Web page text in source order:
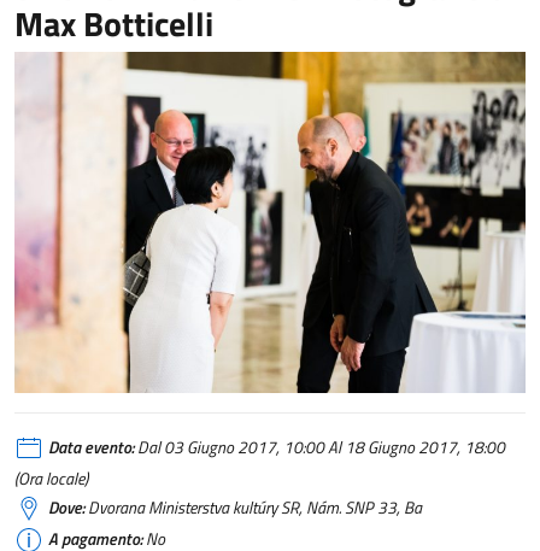
Max Botticelli
Data evento:Dal 03 Giugno 2017, 10:00 Al 18 Giugno 2017, 18:00
(Ora locale)
Dove:Dvorana Ministerstva kultúry SR, Nám. SNP 33, Ba
A pagamento:No